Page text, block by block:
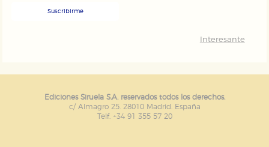
Suscribirme
Interesante
Ediciones Siruela S.A. reservados todos los derechos.
c/ Almagro 25. 28010 Madrid. España
Telf. +34 91 355 57 20